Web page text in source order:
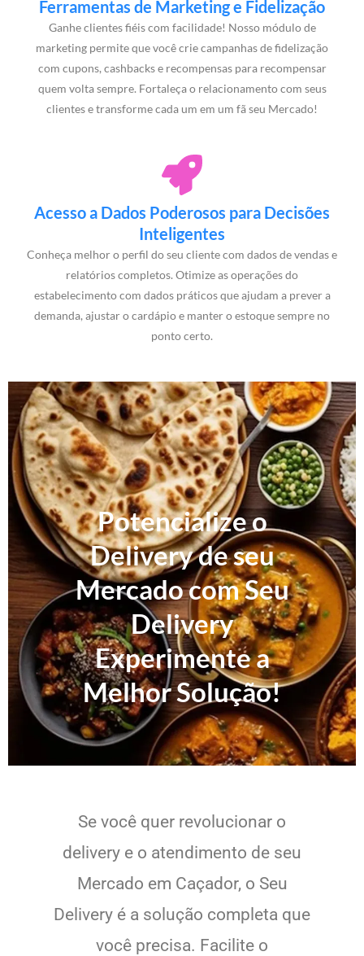
Ferramentas de Marketing e Fidelização
Ganhe clientes fiéis com facilidade! Nosso módulo de
marketing permite que você crie campanhas de fidelização
com cupons, cashbacks e recompensas para recompensar
quem volta sempre. Fortaleça o relacionamento com seus
clientes e transforme cada um em um fã seu Mercado!
Acesso a Dados Poderosos para Decisões
Inteligentes
Conheça melhor o perfil do seu cliente com dados de vendas e
relatórios completos. Otimize as operações do
estabelecimento com dados práticos que ajudam a prever a
demanda, ajustar o cardápio e manter o estoque sempre no
ponto certo.
Potencialize o
Delivery de seu
Mercado com Seu
Delivery
Experimente a
Melhor Solução!
Se você quer revolucionar o
delivery e o atendimento de seu
Mercado em Caçador, o Seu
Delivery é a solução completa que
você precisa. Facilite o